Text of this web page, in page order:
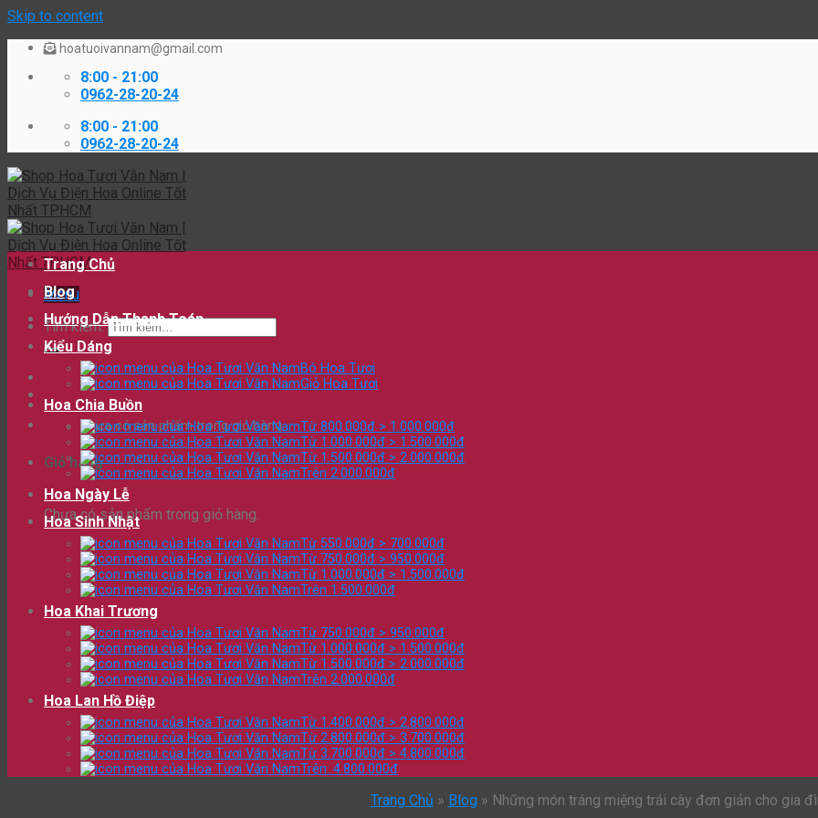
Skip to content
hoatuoivannam@gmail.com
8:00 - 21:00
0962-28-20-24
8:00 - 21:00
0962-28-20-24
Menu
Tìm kiếm:
Chưa có sản phẩm trong giỏ hàng.
Giỏ hàng
Chưa có sản phẩm trong giỏ hàng.
Trang Chủ
Blog
Hướng Dẫn Thanh Toán
Kiểu Dáng
Bó Hoa Tươi
Giỏ Hoa Tươi
Hoa Chia Buồn
Từ 800.000đ > 1.000.000đ
Từ 1.000.000đ > 1.500.000đ
Từ 1.500.000đ > 2.000.000đ
Trên 2.000.000đ
Hoa Ngày Lễ
Hoa Sinh Nhật
Từ 550.000đ > 700.000đ
Từ 750.000đ > 950.000đ
Từ 1.000.000đ > 1.500.000đ
Trên 1.500.000đ
Hoa Khai Trương
Từ 750.000đ > 950.000đ
Từ 1.000.000đ > 1.500.000đ
Từ 1.500.000đ > 2.000.000đ
Trên 2.000.000đ
Hoa Lan Hồ Điệp
Từ 1.400.000đ > 2.800.000đ
Từ 2.800.000đ > 3.700.000đ
Từ 3.700.000đ > 4.800.000đ
Trên: 4.800.000đ
Trang Chủ » Blog » Những món tráng miệng trái cây đơn giản cho gia